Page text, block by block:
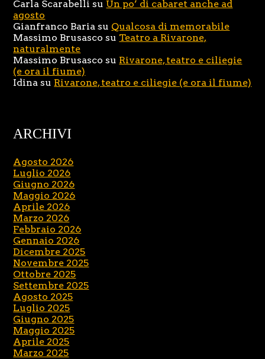
Carla Scarabelli su Un po’ di cabaret anche ad
agosto
Gianfranco Baria su Qualcosa di memorabile
Massimo Brusasco su Teatro a Rivarone,
naturalmente
Massimo Brusasco su Rivarone, teatro e ciliegie
(e ora il fiume)
Idina su Rivarone, teatro e ciliegie (e ora il fiume)
ARCHIVI
Agosto 2026
Luglio 2026
Giugno 2026
Maggio 2026
Aprile 2026
Marzo 2026
Febbraio 2026
Gennaio 2026
Dicembre 2025
Novembre 2025
Ottobre 2025
Settembre 2025
Agosto 2025
Luglio 2025
Giugno 2025
Maggio 2025
Aprile 2025
Marzo 2025